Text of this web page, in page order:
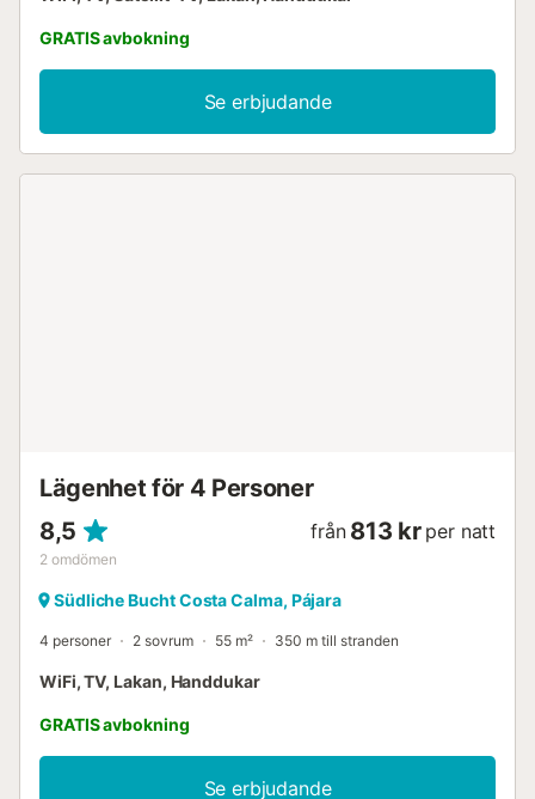
GRATIS avbokning
Se erbjudande
Lägenhet för 4 Personer
8,5
2 omdömen
från 813 kr per natt
Südliche Bucht Costa Calma, Pájara
4 personer 2 sovrum 55 m² 350 m till stranden
WiFi, TV, Lakan, Handdukar
GRATIS avbokning
Se erbjudande